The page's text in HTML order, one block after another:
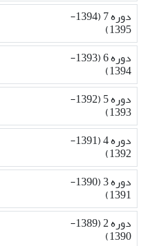
دوره 7 (1394-
1395)
دوره 6 (1393-
1394)
دوره 5 (1392-
1393)
دوره 4 (1391-
1392)
دوره 3 (1390-
1391)
دوره 2 (1389-
1390)